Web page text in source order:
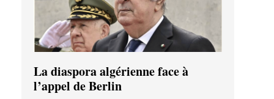
La diaspora algérienne face à
l’appel de Berlin